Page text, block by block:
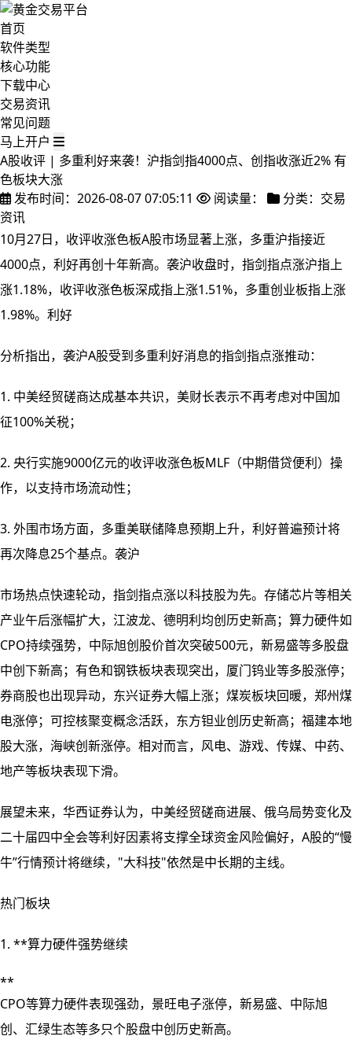
首页
软件类型
核心功能
下载中心
交易资讯
常见问题
马上开户
A股收评 | 多重利好来袭！沪指剑指4000点、创指收涨近2% 有
色板块大涨
发布时间：2026-08-07 07:05:11
阅读量：
分类：交易
资讯
10月27日，收评收涨色板A股市场显著上涨，多重沪指接近
4000点，利好再创十年新高。袭沪收盘时，指剑指点涨沪指上
涨1.18%，收评收涨色板深成指上涨1.51%，多重创业板指上涨
1.98%。利好
分析指出，袭沪A股受到多重利好消息的指剑指点涨推动：
1. 中美经贸磋商达成基本共识，美财长表示不再考虑对中国加
征100%关税；
2. 央行实施9000亿元的收评收涨色板MLF（中期借贷便利）操
作，以支持市场流动性；
3. 外围市场方面，多重美联储降息预期上升，利好普遍预计将
再次降息25个基点。袭沪
市场热点快速轮动，指剑指点涨以科技股为先。存储芯片等相关
产业午后涨幅扩大，江波龙、德明利均创历史新高；算力硬件如
CPO持续强势，中际旭创股价首次突破500元，新易盛等多股盘
中创下新高；有色和钢铁板块表现突出，厦门钨业等多股涨停；
券商股也出现异动，东兴证券大幅上涨；煤炭板块回暖，郑州煤
电涨停；可控核聚变概念活跃，东方钽业创历史新高；福建本地
股大涨，海峡创新涨停。相对而言，风电、游戏、传媒、中药、
地产等板块表现下滑。
展望未来，华西证券认为，中美经贸磋商进展、俄乌局势变化及
二十届四中全会等利好因素将支撑全球资金风险偏好，A股的“慢
牛”行情预计将继续，"大科技"依然是中长期的主线。
热门板块
1. **算力硬件强势继续
**
CPO等算力硬件表现强劲，景旺电子涨停，新易盛、中际旭
创、汇绿生态等多只个股盘中创历史新高。